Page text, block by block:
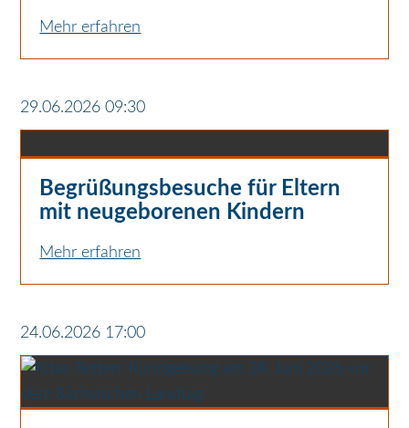
Mehr erfahren
29.06.2026 09:30
Begrüßungsbesuche für Eltern
mit neugeborenen Kindern
Mehr erfahren
24.06.2026 17:00